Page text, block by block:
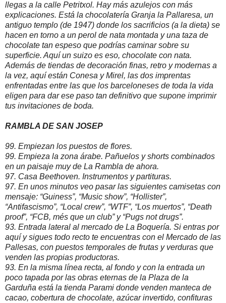
llegas a la calle Petritxol. Hay más azulejos con más
explicaciones. Está la chocolatería Granja la Pallaresa, un
antiguo templo (de 1947) donde los sacrificios (a la dieta) se
hacen en torno a un perol de nata montada y una taza de
chocolate tan espeso que podrías caminar sobre su
superficie. Aquí un suizo es eso, chocolate con nata.
Además de tiendas de decoración finas, retro y modernas a
la vez, aquí están Conesa y Mirel, las dos imprentas
enfrentadas entre las que los barceloneses de toda la vida
eligen para dar ese paso tan definitivo que supone imprimir
tus invitaciones de boda.
RAMBLA DE SAN JOSEP
99. Empiezan los puestos de flores.
99. Empieza la zona árabe. Pañuelos y shorts combinados
en un paisaje muy de La Rambla de ahora.
97. Casa Beethoven. Instrumentos y partituras.
97. En unos minutos veo pasar las siguientes camisetas con
mensaje: “Guiness”, “Music show”, “Hollister”,
“Antifascismo”, “Local crew”, “WTF”, “Los muertos”, “Death
proof”, “FCB, més que un club” y “Pugs not drugs”.
93. Entrada lateral al mercado de La Boquería. Si entras por
aquí y sigues todo recto te encuentras con el Mercado de las
Pallesas, con puestos temporales de frutas y verduras que
venden las propias productoras.
93. En la misma línea recta, al fondo y con la entrada un
poco tapada por las obras eternas de la Plaza de la
Garduña está la tienda Parami donde venden manteca de
cacao, cobertura de chocolate, azúcar invertido, confituras